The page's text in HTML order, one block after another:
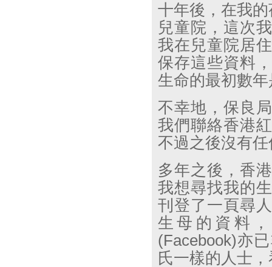
十年後，在我
兒童院，這次
我在兒童院居
保存這些資料
生命的最初數
不幸地，保良
我們聯絡香港
不過之後沒有
多年之後，香
我想尋找我的
刊登了一頁尋
生母的資料
(Facebook)亦
氏一樣的人士